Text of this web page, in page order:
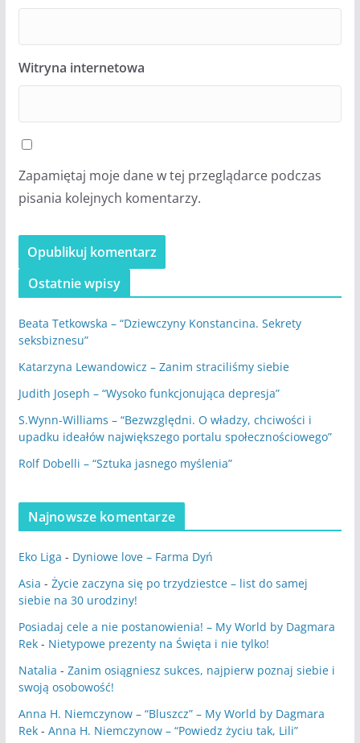
Witryna internetowa
Zapamiętaj moje dane w tej przeglądarce podczas
pisania kolejnych komentarzy.
Ostatnie wpisy
Beata Tetkowska – “Dziewczyny Konstancina. Sekrety
seksbiznesu”
Katarzyna Lewandowicz – Zanim straciliśmy siebie
Judith Joseph – “Wysoko funkcjonująca depresja”
S.Wynn-Williams – “Bezwzględni. O władzy, chciwości i
upadku ideałów największego portalu społecznościowego”
Rolf Dobelli – “Sztuka jasnego myślenia”
Najnowsze komentarze
Eko Liga - Dyniowe love – Farma Dyń
Asia - Życie zaczyna się po trzydziestce – list do samej
siebie na 30 urodziny!
Posiadaj cele a nie postanowienia! – My World by Dagmara
Rek- Nietypowe prezenty na Święta i nie tylko!
Natalia - Zanim osiągniesz sukces, najpierw poznaj siebie i
swoją osobowość!
Anna H. Niemczynow – “Bluszcz” – My World by Dagmara
Rek- Anna H. Niemczynow – “Powiedz życiu tak, Lili”